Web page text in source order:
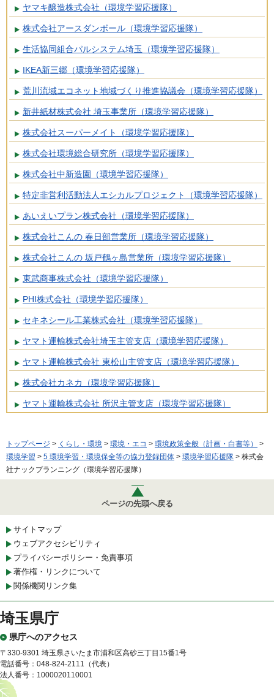
ヤマキ醸造株式会社（環境学習応援隊）
株式会社アースダンボール（環境学習応援隊）
生活協同組合パルシステム埼玉（環境学習応援隊）
IKEA新三郷（環境学習応援隊）
荒川流域エコネット地域づくり推進協議会（環境学習応援隊）
新井紙材株式会社 埼玉事業所（環境学習応援隊）
株式会社スーパーメイト（環境学習応援隊）
株式会社環境総合研究所（環境学習応援隊）
株式会社中新造園（環境学習応援隊）
特定非営利活動法人エシカルプロジェクト（環境学習応援隊）
あいえいプラン株式会社（環境学習応援隊）
株式会社こんの 春日部営業所（環境学習応援隊）
株式会社こんの 坂戸鶴ヶ島営業所（環境学習応援隊）
東武商事株式会社（環境学習応援隊）
PHI株式会社（環境学習応援隊）
セキネシール工業株式会社（環境学習応援隊）
ヤマト運輸株式会社埼玉主管支店（環境学習応援隊）
ヤマト運輸株式会社 東松山主管支店（環境学習応援隊）
株式会社カネカ（環境学習応援隊）
ヤマト運輸株式会社 所沢主管支店（環境学習応援隊）
トップページ > くらし・環境 > 環境・エコ > 環境政策全般（計画・白書等）
>
環境学習 > 5 環境学習・環境保全等の協力登録団体 > 環境学習応援隊 > 株式会
社ナックプランニング（環境学習応援隊）
ページの先頭へ戻る
サイトマップ
ウェブアクセシビリティ
プライバシーポリシー・免責事項
著作権・リンクについて
関係機関リンク集
埼玉県庁
県庁へのアクセス
〒330-9301 埼玉県さいたま市浦和区高砂三丁目15番1号
電話番号：048-824-2111（代表）
法人番号：1000020110001